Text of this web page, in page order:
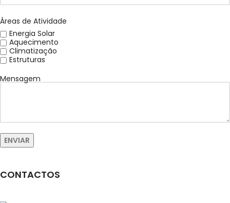
Áreas de Atividade
Energia Solar
Aquecimento
Climatização
Estruturas
Mensagem
CONTACTOS